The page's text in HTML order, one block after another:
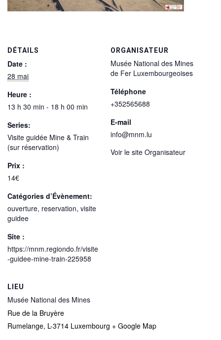
DÉTAILS
Date :
28 mai
Heure :
13 h 30 min - 18 h 00 min
Series:
Visite guidée Mine & Train
(sur réservation)
Prix :
14€
Catégories d’Évènement:
ouverture, reservation, visite
guidee
Site :
https://mnm.regiondo.fr/visite
-guidee-mine-train-225958
LIEU
Musée National des Mines
Rue de la Bruyère
Rumelange, L-3714 Luxembourg + Google Map
ORGANISATEUR
Musée National des Mines
de Fer Luxembourgeoises
Téléphone
+352565688
E-mail
info@mnm.lu
Voir le site Organisateur